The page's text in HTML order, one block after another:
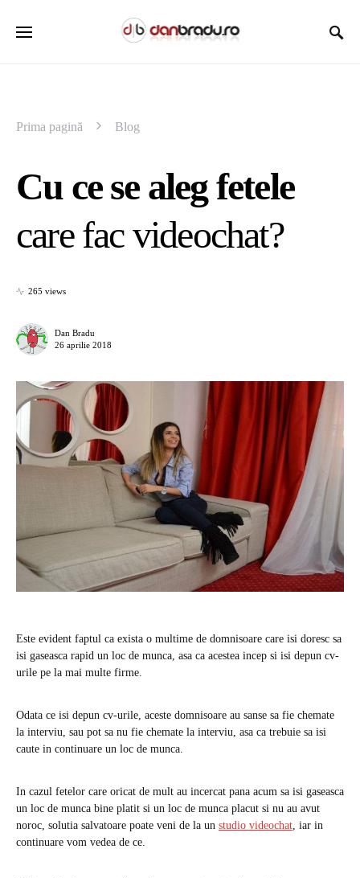
Prima pagină Blog
Cu ce se aleg fetele
care fac videochat?
265 views
Dan Bradu
26 aprilie 2018
Este evident faptul ca exista o multime de domnisoare care isi doresc sa
isi gaseasca rapid un loc de munca, asa ca acestea incep si isi depun cv-
urile pe la mai multe firme.
Odata ce isi depun cv-urile, aceste domnisoare au sanse sa fie chemate
la interviu, sau pot sa nu fie chemate la interviu, asa ca trebuie sa isi
caute in continuare un loc de munca.
In cazul fetelor care oricat de mult au incercat pana acum sa isi gaseasca
un loc de munca bine platit si un loc de munca placut si nu au avut
noroc, solutia salvatoare poate veni de la un studio videochat, iar in
continuare vom vedea de ce.